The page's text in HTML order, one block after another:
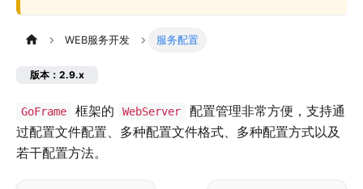
WEB服务开发 服务配置
版本：2.9.x
GoFrame 框架的 WebServer
配置管理非常方便，支持通
过配置文件配置、多种配置文件格式、多种配置方式以及
若干配置方法。